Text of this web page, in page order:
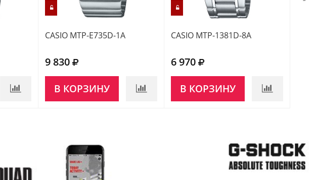
CASIO MTP-E735D-1A
9 830
В КОРЗИНУ
CASIO MTP-1381D-8A
6 970
В КОРЗИНУ